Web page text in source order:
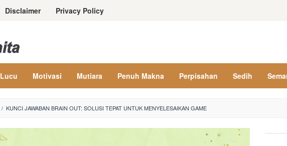
Disclaimer Privacy Policy
Lucu Motivasi Mutiara Penuh Makna Perpisahan Sedih
/ KUNCI JAWABAN BRAIN OUT: SOLUSI TEPAT UNTUK MENYELESAIKAN GAME